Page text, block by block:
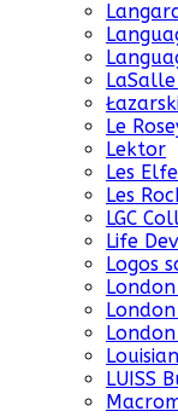
Le
Lektor
Les
Les
LGC
Life
Logos
LUISS